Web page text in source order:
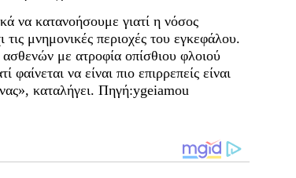
να κατανοήσουμε γιατί η νόσος
τις μνημονικές περιοχές του εγκεφάλου.
με ατροφία οπίσθιου φλοιού
να είναι πιο επιρρεπείς είναι
καταλήγει. Πηγή:ygeiamou